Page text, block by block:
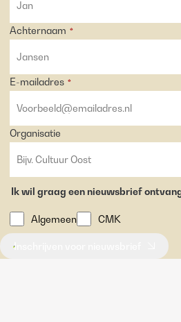
Achternaam *
E-mailadres *
Organisatie
Ik wil graag een nieuwsbrief
Algemeen CMK
Inschrijven voor nieuwsbrief